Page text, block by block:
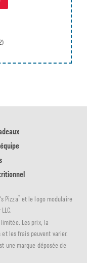
Pizza® et le logo modulaire
Les prix, la
les frais peuvent varier.
une marque déposée de